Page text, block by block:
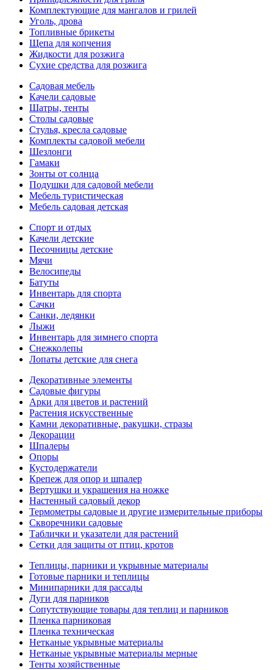
Комплектующие для мангалов и грилей
Уголь, дрова
Топливные брикеты
Щепа для копчения
Жидкости для розжига
Сухие средства для розжига
Садовая мебель
Качели садовые
Шатры, тенты
Столы садовые
Стулья, кресла садовые
Комплекты садовой мебели
Шезлонги
Гамаки
Зонты от солнца
Подушки для садовой мебели
Мебель туристическая
Мебель садовая детская
Спорт и отдых
Качели детские
Песочницы детские
Мячи
Велосипеды
Батуты
Инвентарь для спорта
Сачки
Санки, ледянки
Лыжи
Инвентарь для зимнего спорта
Снежколепы
Лопаты детские для снега
Декоративные элементы
Садовые фигуры
Арки для цветов и растений
Растения искусственные
Камни декоративные, ракушки, стразы
Декорации
Шпалеры
Опоры
Кустодержатели
Крепеж для опор и шпалер
Вертушки и украшения на ножке
Настенный садовый декор
Термометры садовые и другие измерительные приборы
Скворечники садовые
Таблички и указатели для растений
Сетки для защиты от птиц, кротов
Теплицы, парники и укрывные материалы
Готовые парники и теплицы
Минипарники для рассады
Дуги для парников
Сопутствующие товары для теплиц и парников
Пленка парниковая
Пленка техническая
Нетканые укрывные материалы
Нетканые укрывные материалы мерные
Тенты хозяйственные